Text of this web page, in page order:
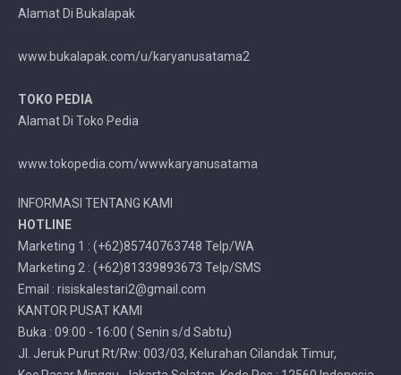
Alamat Di Bukalapak
www.bukalapak.com/u/karyanusatama2
TOKO PEDIA
Alamat Di Toko Pedia
www.tokopedia.com/wwwkaryanusatama
INFORMASI TENTANG KAMI
HOTLINE
Marketing 1 : (+62)85740763748 Telp/WA
Marketing 2 : (+62)81339893673 Telp/SMS
Email : risiskalestari2@gmail.com
KANTOR PUSAT KAMI
Buka : 09:00 - 16:00 ( Senin s/d Sabtu)
Jl. Jeruk Purut Rt/Rw: 003/03, Kelurahan Cilandak Timur,